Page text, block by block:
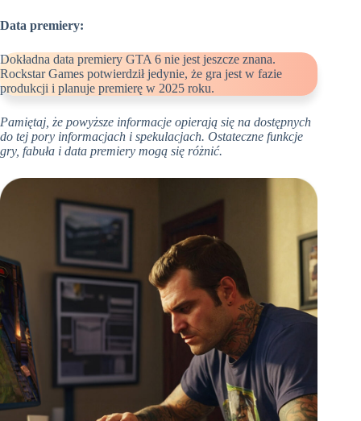
Data premiery:
Dokładna data premiery GTA 6 nie jest jeszcze znana.
Rockstar Games potwierdził jedynie, że gra jest w fazie
produkcji i planuje premierę w 2025 roku.
Pamiętaj, że powyższe informacje opierają się na dostępnych
do tej pory informacjach i spekulacjach. Ostateczne funkcje
gry, fabuła i data premiery mogą się różnić.